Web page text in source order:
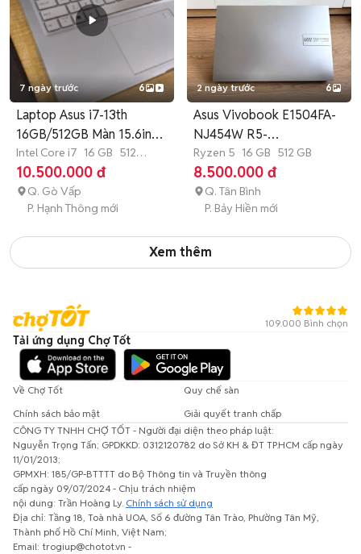
7 ngày trước 6
Laptop Asus i7-13th
16GB/512GB Màn 15.6inch
FHD
Intel Core i7 16 GB 512
GB SSD
10.500.000 đ
Q. Gò Vấp
P. Hạnh Thông mới
2 ngày trước 6
Asus Vivobook E1504FA-
NJ454W R5-
7520U/16/512GB
Ryzen 5 16 GB 512 GB
8.500.000 đ
Q. Tân Bình
P. Bảy Hiền mới
Xem thêm
109.000 Bình chọn
Tải ứng dụng Chợ Tốt
Về Chợ Tốt
Quy chế sàn
Chính sách bảo mật
Giải quyết tranh chấp
CÔNG TY TNHH CHỢ TỐT - Người đại diện theo pháp luật:
Nguyễn Trọng Tấn; GPDKKD: 0312120782 do Sở KH & ĐT TP.HCM cấp ngày
11/01/2013;
GPMXH: 185/GP-BTTTT do Bộ Thông tin và Truyền thông
cấp ngày 09/07/2024 - Chịu trách nhiệm
nội dung: Trần Hoàng Ly. Chính sách sử dụng
Địa chỉ: Tầng 18, Toà nhà UOA, Số 6 đường Tân Trào, Phường Tân Mỹ,
Thành phố Hồ Chí Minh, Việt Nam;
Email: trogiup@chotot.vn -